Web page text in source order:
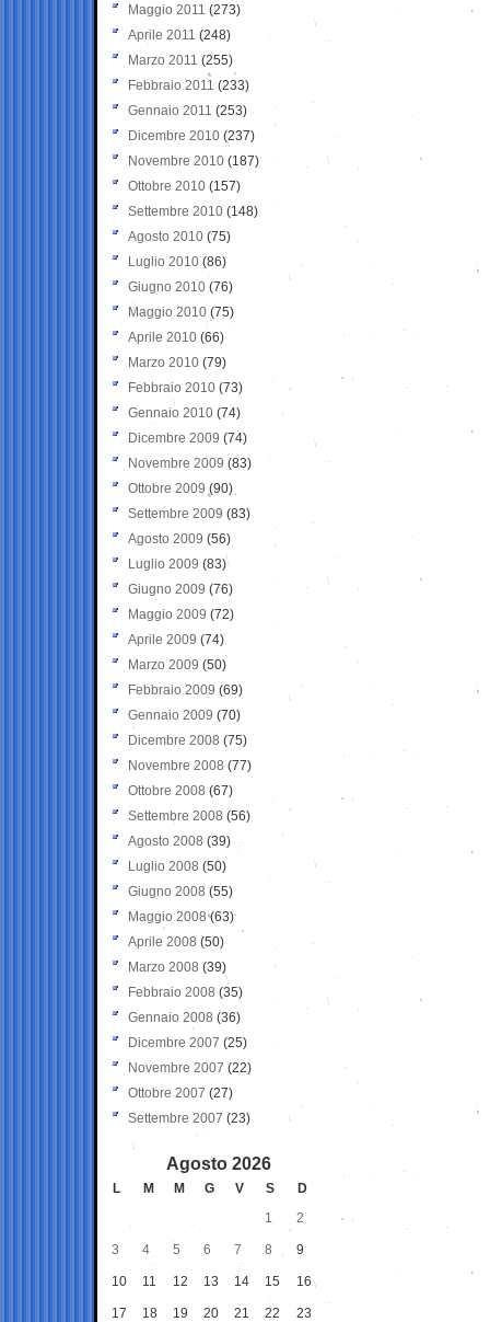
Maggio 2011 (273)
Aprile 2011 (248)
Marzo 2011 (255)
Febbraio 2011 (233)
Gennaio 2011 (253)
Dicembre 2010 (237)
Novembre 2010 (187)
Ottobre 2010 (157)
Settembre 2010 (148)
Agosto 2010 (75)
Luglio 2010 (86)
Giugno 2010 (76)
Maggio 2010 (75)
Aprile 2010 (66)
Marzo 2010 (79)
Febbraio 2010 (73)
Gennaio 2010 (74)
Dicembre 2009 (74)
Novembre 2009 (83)
Ottobre 2009 (90)
Settembre 2009 (83)
Agosto 2009 (56)
Luglio 2009 (83)
Giugno 2009 (76)
Maggio 2009 (72)
Aprile 2009 (74)
Marzo 2009 (50)
Febbraio 2009 (69)
Gennaio 2009 (70)
Dicembre 2008 (75)
Novembre 2008 (77)
Ottobre 2008 (67)
Settembre 2008 (56)
Agosto 2008 (39)
Luglio 2008 (50)
Giugno 2008 (55)
Maggio 2008(63)
Aprile 2008 (50)
Marzo 2008 (39)
Febbraio 2008 (35)
Gennaio 2008 (36)
Dicembre 2007 (25)
Novembre 2007 (22)
Ottobre 2007 (27)
Settembre 2007 (23)
Agosto 2026
L M M G V S
D
1
2
3 4 5 6 7 8 9
10 11 12 13 14 15 16
17 18 19 20 21 22 23